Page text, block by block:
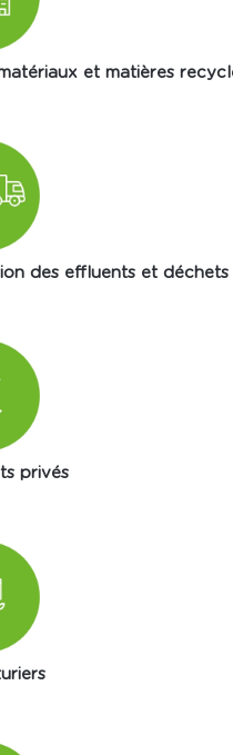
et matières
des effluents et déchets
privés